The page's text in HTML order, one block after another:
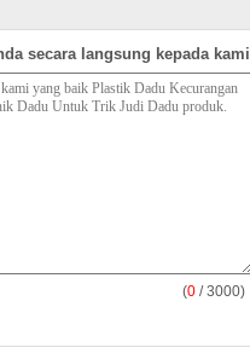
secara langsung kepada kami
(0 / 3000)